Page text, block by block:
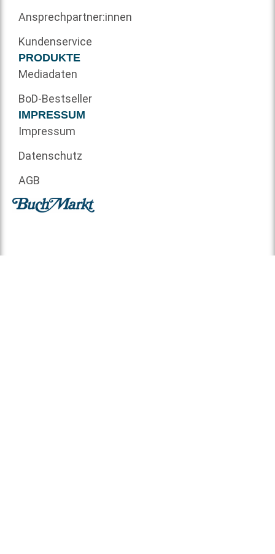
Ansprechpartner:innen
Kundenservice
PRODUKTE
Mediadaten
BoD-Bestseller
IMPRESSUM
Impressum
Datenschutz
AGB